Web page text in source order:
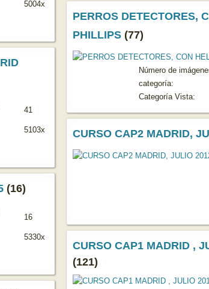
5004x
41
5103x
(16)
16
5330x
PERROS DETECTORES,
PHILLIPS (77)
Número de
categoría:
Categoría Vista:
CURSO CAP2 MADRID,
CURSO CAP1 MADRID ,
(121)